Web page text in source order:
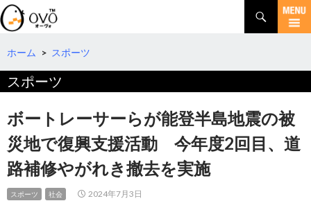
検
索
コ
テ
へ
動
ホーム > スポーツ
スポーツ
ボートレーサーらが能登半島地震の被
災地で復興支援活動 今年度2回目、道
路補修やがれき撤去を実施
スポーツ 社会 2024年7月3日